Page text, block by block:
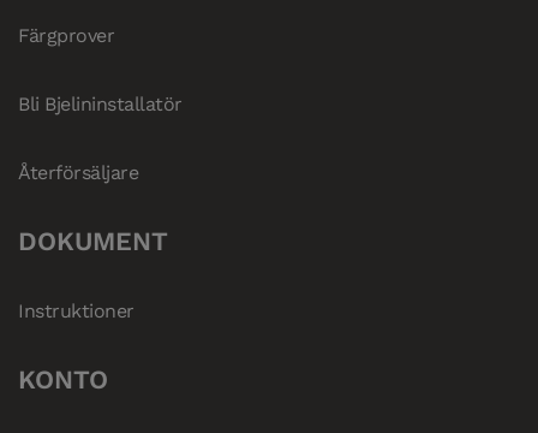
Färgprover
Bli Bjelininstallatör
Återförsäljare
DOKUMENT
Instruktioner
KONTO